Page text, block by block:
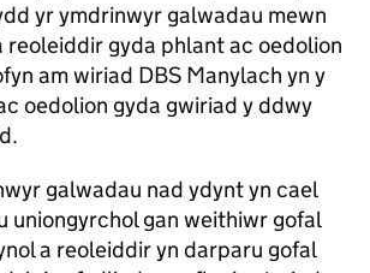
yr ymdrinwyr galwadau mewn
reoleiddir gyda phlant ac oedolion
am wiriad DBS Manylach yn y
oedolion gyda gwiriad y ddwy
galwadau nad ydynt yn cael
uniongyrchol gan weithiwr gofal
a reoleiddir yn darparu gofal